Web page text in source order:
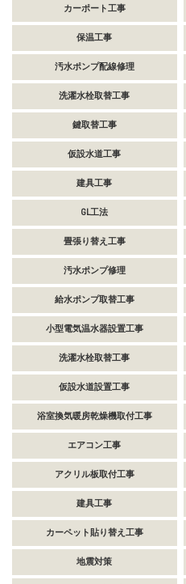
カーポート工事
保温工事
汚水ポンプ配線修理
洗濯水栓取替工事
鍵取替工事
仮設水道工事
建具工事
GL工法
畳張り替え工事
汚水ポンプ修理
給水ポンプ取替工事
小型電気温水器設置工事
洗濯水栓取替工事
仮設水道設置工事
浴室換気暖房乾燥機取付工事
エアコン工事
アクリル板取付工事
建具工事
カーペット貼り替え工事
地震対策